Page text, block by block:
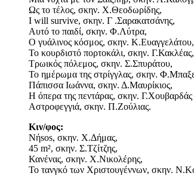
Ως το τέλος, σκην. Χ.Θεοδωρίδης,
I will survive, σκην. Γ .Σαρακατσάνης,
Αυτό το παιδί, σκην. Φ.Λύτρα,
Ο γυάλινος κόσμος, σκην. Κ.Ευαγγελάτου,
Το κουρδιστό πορτοκάλι, σκην. Γ.Κακλέας,
Τρωικός πόλεμος, σκην. Σ.Σπυράτου,
Το ημέρωμα της στρίγγλας, σκην.
Πάπισσα Ιωάννα, σκην. Δ.Μαυρίκιος,
Η όπερα της πεντάρας, σκην. Γ.Χουβαρδάς
Αστροφεγγιά, σκην. Π.Ζούλιας.
Κιν/φος:
Νήsos, σκην. Χ.Δήμας,
45 m², σκην. Σ.Τζίτζης,
Κανένας, σκην. Χ.Νικολέρης,
Το τανγκό των Χριστουγέννων, σκην.